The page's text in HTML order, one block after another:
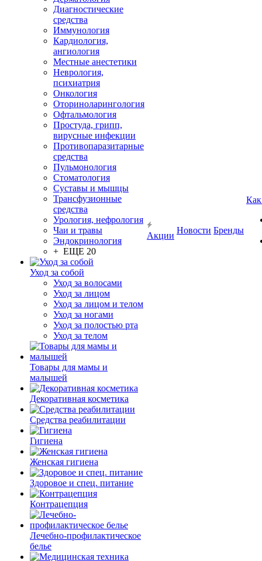
Диагностические
средства
Иммунология
Кардиология,
ангиология
Местные анестетики
Неврология,
психиатрия
Онкология
Оториноларингология
Офтальмология
Простуда, грипп,
вирусные инфекции
Противопаразитарные
средства
Пульмонология
Стоматология
Суставы и мышцы
Трансфузионные
средства
Урология, нефрология
Чаи и травы
Эндокринология
+ ЕЩЕ 20
Уход за собой
Уход за волосами
Уход за лицом
Уход за лицом и телом
Уход за ногами
Уход за полостью рта
Уход за телом
Товары для мамы и
малышей
Декоративная косметика
Средства реабилитации
Гигиена
Женская гигиена
Здоровое и спец. питание
Контрацепция
Лечебно-профилактическое
белье
Акции
Новости Бренды